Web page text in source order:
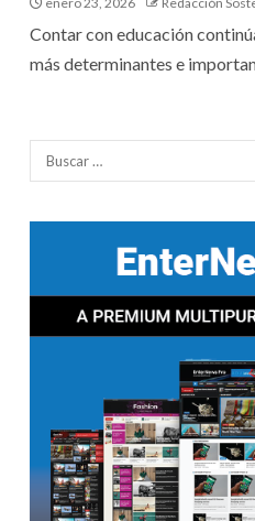
Contar con educación
más determinantes e